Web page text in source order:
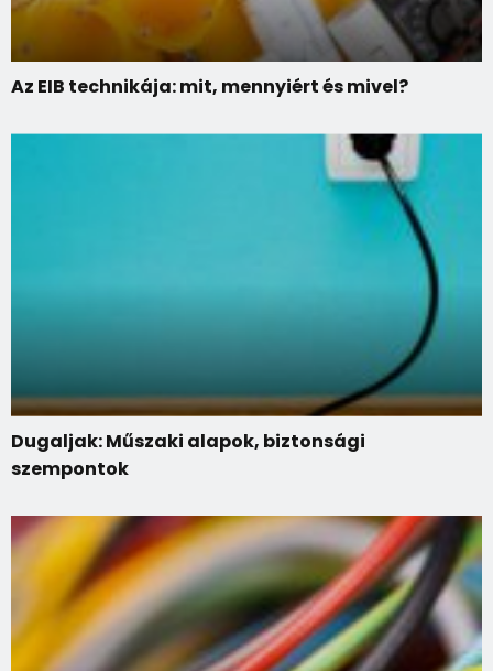
Az EIB technikája: mit, mennyiért és mivel?
Dugaljak: Műszaki alapok, biztonsági
szempontok